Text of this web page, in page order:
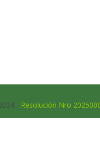
- Resolución Nro